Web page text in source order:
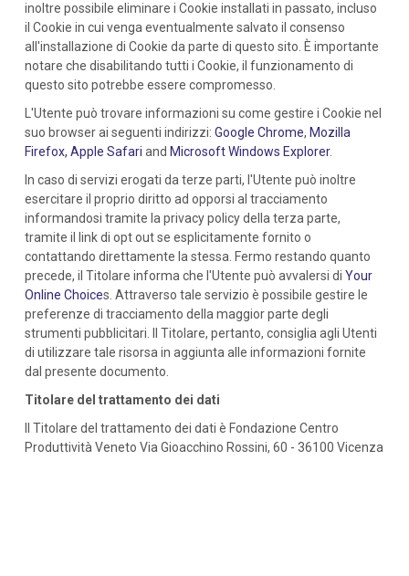
inoltre possibile eliminare i Cookie installati in passato, incluso
il Cookie in cui venga eventualmente salvato il consenso
all'installazione di Cookie da parte di questo sito. È importante
notare che disabilitando tutti i Cookie, il funzionamento di
questo sito potrebbe essere compromesso.
L'Utente può trovare informazioni su come gestire i Cookie nel
suo browser ai seguenti indirizzi: Google Chrome, Mozilla
Firefox, Apple Safari and Microsoft Windows Explorer.
In caso di servizi erogati da terze parti, l'Utente può inoltre
esercitare il proprio diritto ad opporsi al tracciamento
informandosi tramite la privacy policy della terza parte,
tramite il link di opt out se esplicitamente fornito o
contattando direttamente la stessa. Fermo restando quanto
precede, il Titolare informa che l'Utente può avvalersi di Your
Online Choices. Attraverso tale servizio è possibile gestire le
preferenze di tracciamento della maggior parte degli
strumenti pubblicitari. Il Titolare, pertanto, consiglia agli Utenti
di utilizzare tale risorsa in aggiunta alle informazioni fornite
dal presente documento.
Titolare del trattamento dei dati
Il Titolare del trattamento dei dati è Fondazione Centro
Produttività Veneto Via Gioacchino Rossini, 60 - 36100 Vicenza